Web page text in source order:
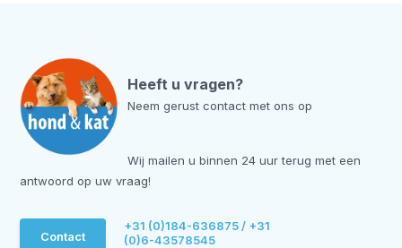
Heeft u vragen?
Neem gerust contact met ons op
Wij mailen u binnen 24 uur terug met een
antwoord op uw vraag!
Contact
+31 (0)184-636875 / +31
(0)6-43578545